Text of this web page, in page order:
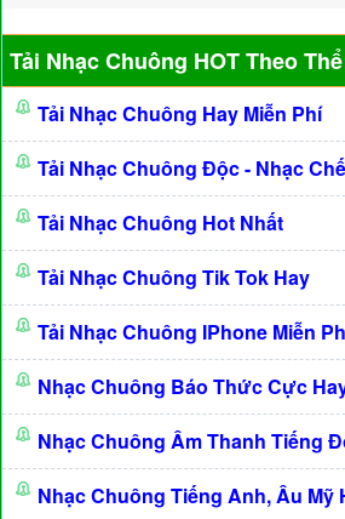
Tải Nhạc Chuông HOT Theo
Tải Nhạc Chuông Hay Miễn Phí
Tải Nhạc Chuông Độc - Nhạc Chế
Tải Nhạc Chuông Hot Nhất
Tải Nhạc Chuông Tik Tok Hay
Tải Nhạc Chuông IPhone Miễn
Nhạc Chuông Báo Thức Cực
Nhạc Chuông Âm Thanh Tiếng
Nhạc Chuông Tiếng Anh, Âu Mỹ